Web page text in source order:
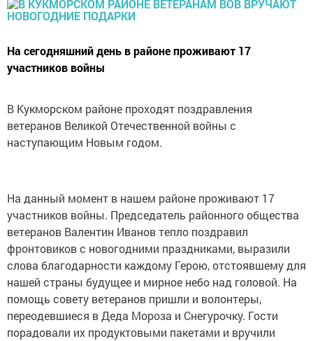
На сегодняшний день в районе проживают 17
участников войны
В Кукморском районе проходят поздравления
ветеранов Великой Отечественной войны с
наступающим Новым годом.
На данный момент в нашем районе проживают 17
участников войны. Председатель районного общества
ветеранов Валентин Иванов тепло поздравил
фронтовиков с новогодними праздниками, выразили
слова благодарности каждому Герою, отстоявшему для
нашей страны будущее и мирное небо над головой. На
помощь совету ветеранов пришли и волонтеры,
переодевшиеся в Деда Мороза и Снегурочку. Гости
порадовали их продуктовыми пакетами и вручили